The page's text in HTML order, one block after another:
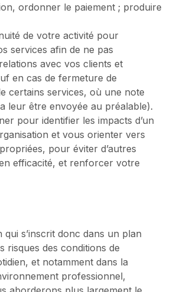
ordonner le paiement ; produire
de votre activité pour
services afin de ne pas
avec vos clients et
en cas de fermeture de
certains services, où une note
leur être envoyée au préalable).
pour identifier les impacts d’un
et vous orienter vers
pour éviter d’autres
efficacité, et renforcer votre
qui s’inscrit donc dans un plan
risques des conditions de
et notamment dans la
professionnel,